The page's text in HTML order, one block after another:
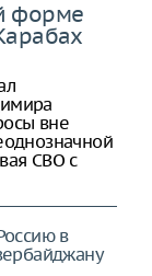
форме
вне
СВО с
в